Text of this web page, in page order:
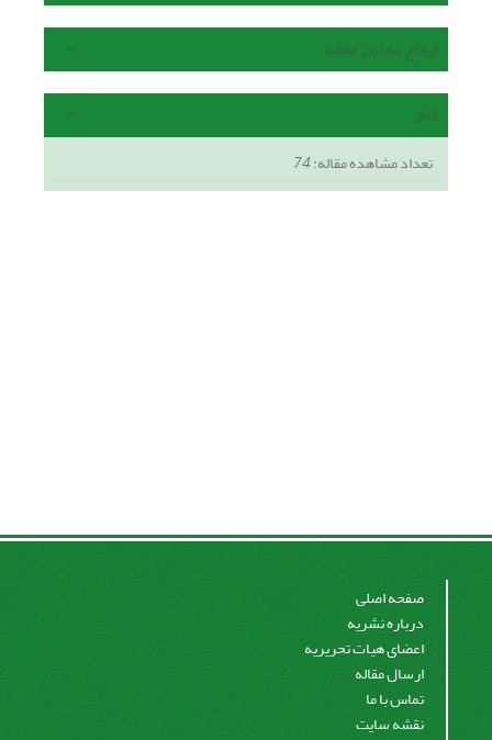
ارجاع به این مقاله
آمار
تعداد مشاهده مقاله:74
صفحه اصلی
درباره نشریه
اعضای هیات تحریریه
ارسال مقاله
تماس با ما
نقشه سایت